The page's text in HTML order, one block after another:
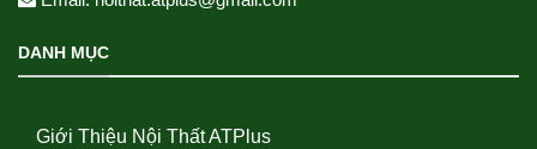
DANH MỤC
Giới Thiệu Nội Thất ATPlus